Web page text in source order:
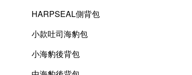
HARPSEAL側背包
小款吐司海豹包
小海豹後背包